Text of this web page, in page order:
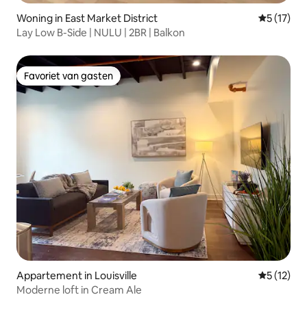
Woning in East Market District
5 (17)
Lay Low B-Side | NULU | 2BR | Balkon
Favoriet van gasten
Favoriet van gasten
Appartement in Louisville
5 (12)
Moderne loft in Cream Ale